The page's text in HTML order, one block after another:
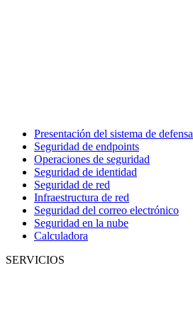
Presentación del sistema de defensa
Seguridad de endpoints
Operaciones de seguridad
Seguridad de identidad
Seguridad de red
Infraestructura de red
Seguridad del correo electrónico
Seguridad en la nube
Calculadora
SERVICIOS